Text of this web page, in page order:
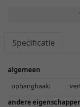
Specificatie
algemeen
ophanghaak:
andere